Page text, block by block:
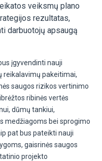
veiksmų plano
rezultatas,
darbuotojų apsaugą
įgyvendinti nauji
reikalavimų pakeitimai,
saugos rizikos vertinimo
ribinės vertės
dūmų tankiui,
medžiagoms bei sprogimo
pat bus pateikti nauji
gaisrinės saugos
projekto